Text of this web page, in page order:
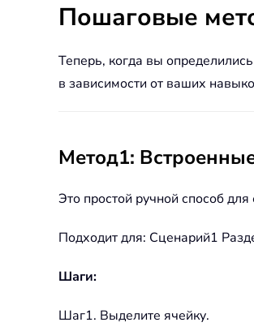
Пошаговые
Теперь, когда вы
в зависимости от ваших
Метод1:
Это простой ручной способ
Подходит для: Сценарий1
Шаги:
Шаг1. Выделите ячейку.